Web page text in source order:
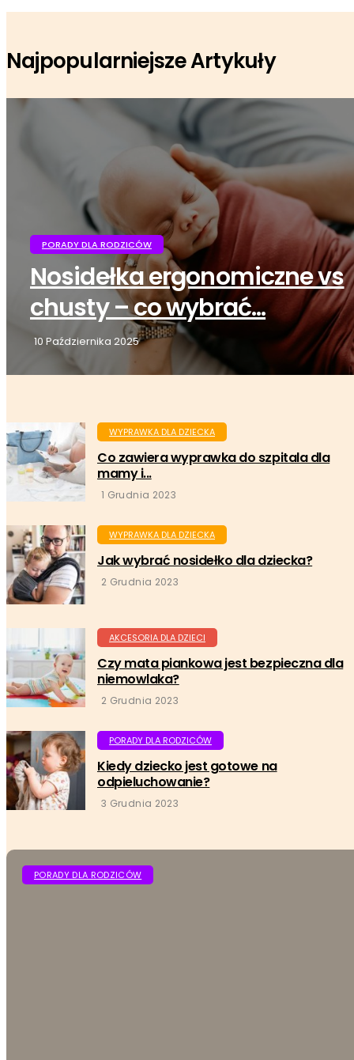
Najpopularniejsze Artykuły
PORADY DLA RODZICÓW
Nosidełka ergonomiczne vs
chusty – co wybrać...
10 Października 2025
WYPRAWKA DLA DZIECKA
Co zawiera wyprawka do szpitala dla
mamy i...
1 Grudnia 2023
WYPRAWKA DLA DZIECKA
Jak wybrać nosidełko dla dziecka?
2 Grudnia 2023
AKCESORIA DLA DZIECI
Czy mata piankowa jest bezpieczna dla
niemowlaka?
2 Grudnia 2023
PORADY DLA RODZICÓW
Kiedy dziecko jest gotowe na
odpieluchowanie?
3 Grudnia 2023
PORADY DLA RODZICÓW